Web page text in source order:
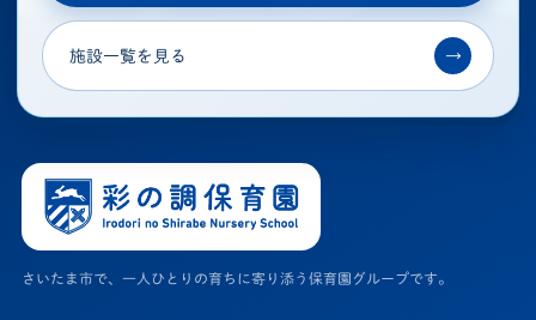
施設一覧を見る →
さいたま市で、一人ひとりの育ちに寄り添う保育園グループです。